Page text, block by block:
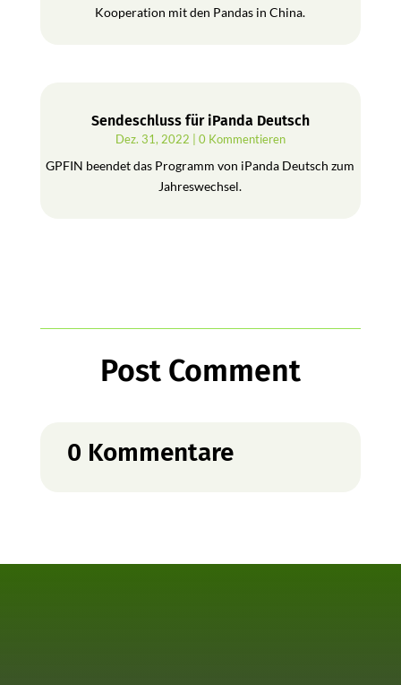
Kooperation mit den Pandas in China.
Sendeschluss für iPanda Deutsch
Dez. 31, 2022 | 0 Kommentieren
GPFIN beendet das Programm von iPanda Deutsch zum
Jahreswechsel.
Post Comment
0 Kommentare